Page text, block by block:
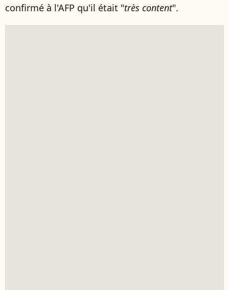
confirmé à l'AFP qu'il était "très content".